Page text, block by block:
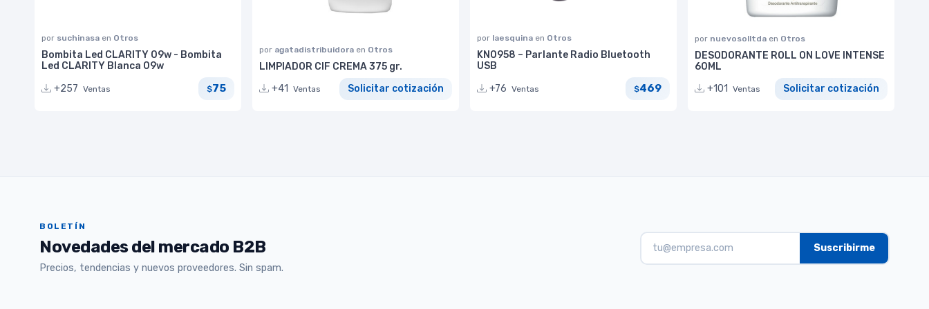
por suchinasa en Otros
Bombita Led CLARITY 09w - Bombita
Led CLARITY Blanca 09w
+257 Ventas $75
por agatadistribuidora en Otros
LIMPIADOR CIF CREMA 375 gr.
+41
Ventas Solicitar cotización
por laesquina en Otros
KN0958 – Parlante Radio Bluetooth
USB
+76 Ventas $469
por nuevosolltda en Otros
DESODORANTE ROLL ON LOVE INTENSE
60ML
+101
Ventas Solicitar cotización
BOLETÍN
Novedades del mercado B2B
Precios, tendencias y nuevos proveedores. Sin spam.